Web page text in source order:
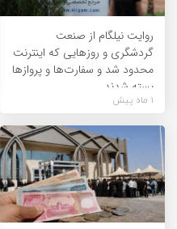
روایت نیلگام از صنعت
گردشگری و روزهایی که اینترنت
محدود شد و سفارت‌ها و پروازها
بسته شدند
1 ماه پیش